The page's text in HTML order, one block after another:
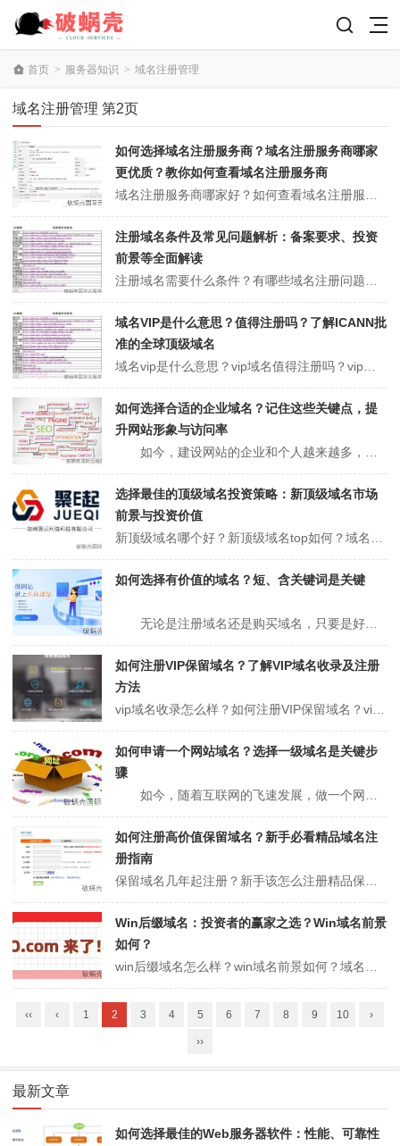
首页 > 服务器知识 > 域名注册管理
域名注册管理 第2页
如何选择域名注册服务商？域名注册服务商哪家
更优质？教你如何查看域名注册服务商
注册域名条件及常见问题解析：备案要求、投资
前景等全面解读
域名VIP是什么意思？值得注册吗？了解ICANN批
准的全球顶级域名
如何选择合适的企业域名？记住这些关键点，提
升网站形象与访问率
选择最佳的顶级域名投资策略：新顶级域名市场
前景与投资价值
如何选择有价值的域名？短、含关键词是关键
如何注册VIP保留域名？了解VIP域名收录及注册
方法
如何申请一个网站域名？选择一级域名是关键步
骤
如何注册高价值保留域名？新手必看精品域名注
册指南
Win后缀域名：投资者的赢家之选？Win域名前景
如何？
‹‹ ‹ 1 2 3 4 5 6 7 8 9 10 ›
››
最新文章
如何选择最佳的Web服务器软件：性能、可靠性